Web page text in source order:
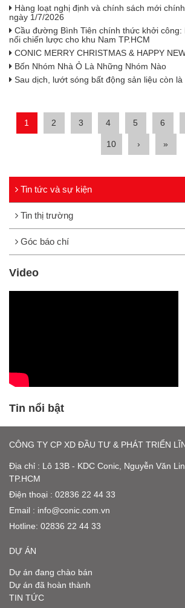
Hàng loạt nghị định và chính sách mới
ngày 1/7/2026
Cầu đường Bình Tiên chính thức khởi công:
nối chiến lược cho khu Nam TP.HCM
CONIC MERRY CHRISTMAS & HAPPY
Bốn Nhóm Nhà Ỏ Là Những Nhóm Nào
Sau dịch, lướt sóng bất động sản liệu còn
1 2 3 4 5 6
10 › »
Tin tức và sự kiện
Tin thị trường
Góc báo chí
Video
Tin nổi bật
CÔNG TY CP XD ĐẦU TƯ & PHÁT TRIỂN
Địa chỉ : Lô 13B - KDC Conic, Nguyễn Văn
TP.HCM
Điện thoại : 02836 22 44 33
Email : info@conic.com.vn
Hotline: 02836 22 44 33
DỰ ÁN
Dự án đang chào bán
Dự án đã hoàn thành
TIN TỨC